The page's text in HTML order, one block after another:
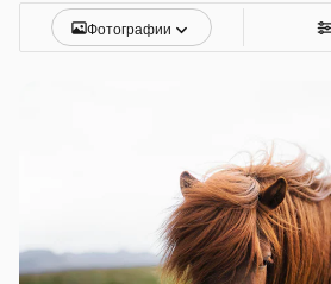
Фотографии